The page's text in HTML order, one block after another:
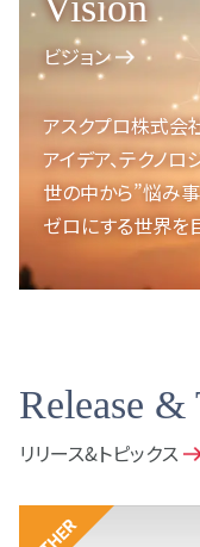
ビジョン
アスクプロ株式会
アイデア、テクノロ
世の中から”悩み
ゼロにする世界を
Release &
リリース&トピックス